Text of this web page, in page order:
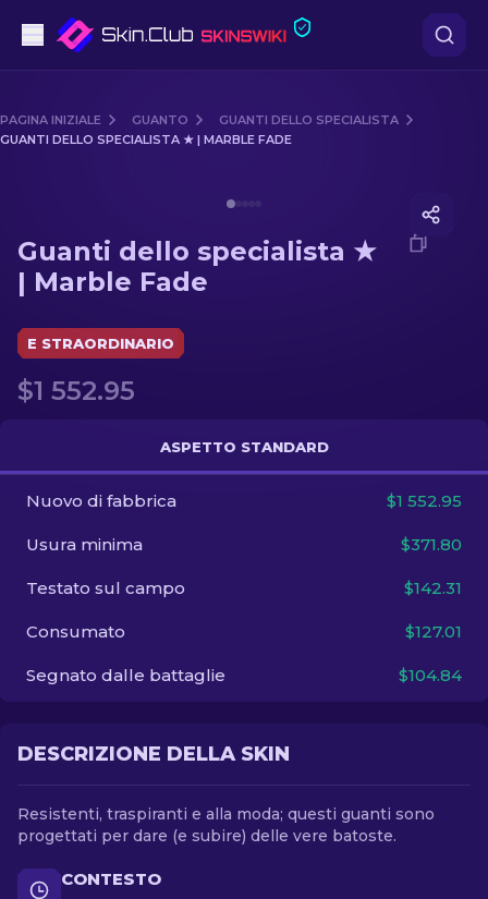
Fascia media
Fucile di precisione
Guanto
Altro
IT
PAGINA INIZIALE GUANTO
GUANTI DELLO SPECIALISTA
GUANTI DELLO SPECIALISTA ★ | MARBLE FADE
Guanti dello specialista ★
| Marble Fade
E STRAORDINARIO
$1 552.95
ASPETTO STANDARD
Nuovo di fabbrica $1 552.95
Usura minima $371.80
Testato sul campo $142.31
Consumato $127.01
Segnato dalle battaglie $104.84
DESCRIZIONE DELLA SKIN
Resistenti, traspiranti e alla moda; questi guanti sono
progettati per dare (e subire) delle vere batoste.
CONTESTO